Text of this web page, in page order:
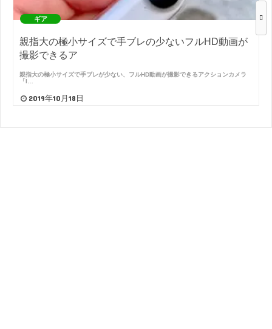
ギア
親指大の極小サイズで手ブレの少ないフルHD動画が
撮影できるア
親指大の極小サイズで手ブレが少ない、フルHD動画が撮影できるアクションカメラ
「I…
2019年10月18日